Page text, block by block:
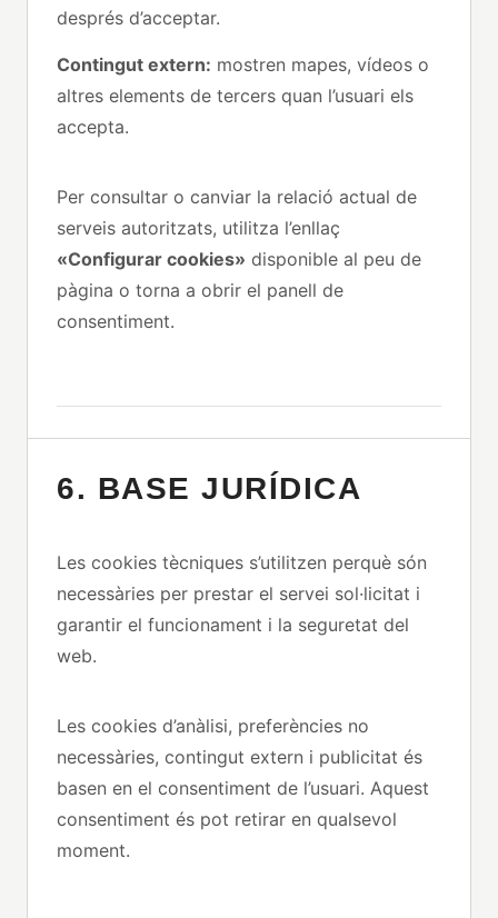
després d’acceptar.
Contingut extern: mostren mapes, vídeos o
altres elements de tercers quan l’usuari els
accepta.
Per consultar o canviar la relació actual de
serveis autoritzats, utilitza l’enllaç
«Configurar cookies» disponible al peu de
pàgina o torna a obrir el panell de
consentiment.
6. BASE JURÍDICA
Les cookies tècniques s’utilitzen perquè són
necessàries per prestar el servei sol·licitat i
garantir el funcionament i la seguretat del
web.
Les cookies d’anàlisi, preferències no
necessàries, contingut extern i publicitat és
basen en el consentiment de l’usuari. Aquest
consentiment és pot retirar en qualsevol
moment.